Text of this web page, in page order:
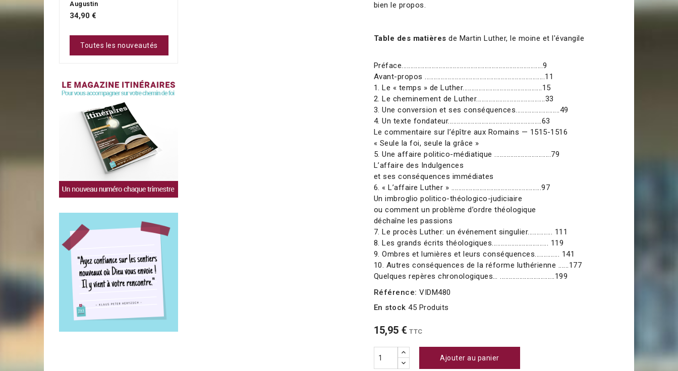
bien le propos.
Table des matières de Martin Luther, le moine et l'évangile
Préface................................................................................9
Avant-propos ....................................................................11
1. Le « temps » de Luther.............................................15
2. Le cheminement de Luther.......................................33
3. Une conversion et ses conséquences.........................49
4. Un texte fondateur.....................................................63
Le commentaire sur l’épître aux Romains — 1515-1516
« Seule la foi, seule la grâce »
5. Une affaire politico-médiatique ................................79
L’affaire des Indulgences
et ses conséquences immédiates
6. « L’affaire Luther » ...................................................97
Un imbroglio politico-théologico-judiciaire
ou comment un problème d’ordre théologique
déchaîne les passions
7. Le procès Luther: un événement singulier.............. 111
8. Les grands écrits théologiques................................ 119
9. Ombres et lumières et leurs conséquences.............. 141
10. Autres conséquences de la réforme luthérienne ......177
Quelques repères chronologiques… ...............................199
Référence: VIDM480
En stock 45 Produits
15,95 € TTC
Ajouter au panier
Augustin
34,90 €
Toutes les nouveautés